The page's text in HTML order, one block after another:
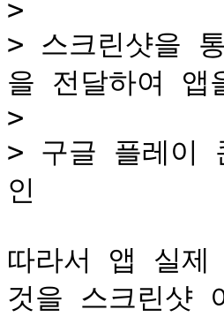
>
> 스크린샷을
을 전달하여 앱
>
> 구글 플레이
인
따라서 앱 실제
것을 스크린샷